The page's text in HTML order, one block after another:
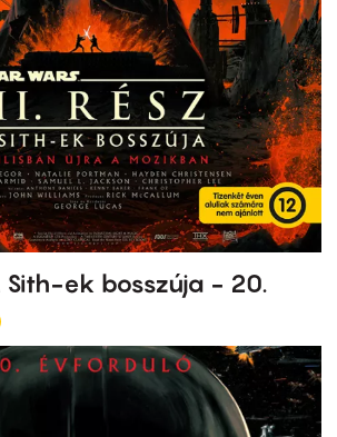
Sith-ek bosszúja - 20.